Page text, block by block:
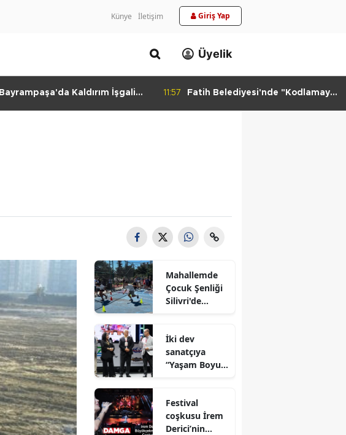
Künye İletişim Giriş Yap
Üyelik
Bayrampaşa'da Kaldırım İşgali
11:57
Fatih Belediyesi'nde "Kodlamaya
Mahallemde
Çocuk Şenliği
Silivri'de
iİki dev
sanatçıya
“Yaşam Boyu
Festival
coşkusu İrem
Derici’nin